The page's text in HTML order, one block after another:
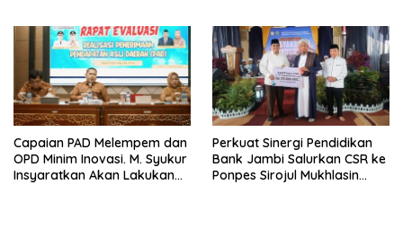
bisa jaga diri, 60% masa
depan sudah ada di tangan”
Capaian PAD Melempem dan
OPD Minim Inovasi. M. Syukur
Insyaratkan Akan Lakukan
Perkuat Sinergi Pendidikan
Bank Jambi Salurkan CSR ke
Ponpes Sirojul Mukhlasin